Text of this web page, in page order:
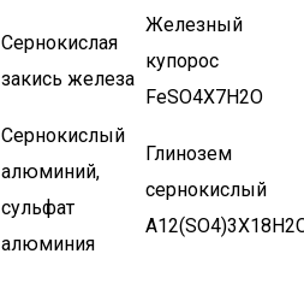
Сернокислая
закись железа
Железный
купорос
FeSO4Х7H2O
Сернокислый
алюминий,
сульфат
алюминия
Глинозем
сернокислый